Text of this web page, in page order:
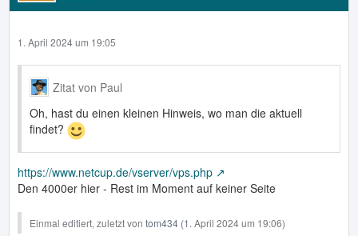
1. April 2024 um 19:05
Zitat von Paul
Oh, hast du einen kleinen Hinweis, wo man die aktuell
findet?
https://www.netcup.de/vserver/vps.php
Den 4000er hier - Rest im Moment auf keiner Seite
Einmal editiert, zuletzt von tom434 (1. April 2024 um 19:06)